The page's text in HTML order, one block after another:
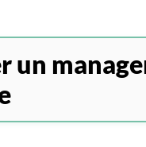
un